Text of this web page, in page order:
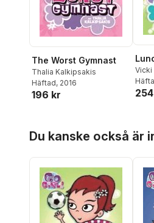
The Worst Gymnast
Thalia Kalkipsakis
Häftad, 2016
196 kr
Vicki
Du kanske också är